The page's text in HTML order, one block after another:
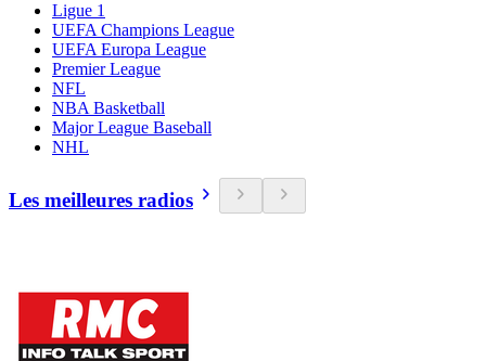
Ligue 1
UEFA Champions League
UEFA Europa League
Premier League
NFL
NBA Basketball
Major League Baseball
NHL
Les meilleures radios